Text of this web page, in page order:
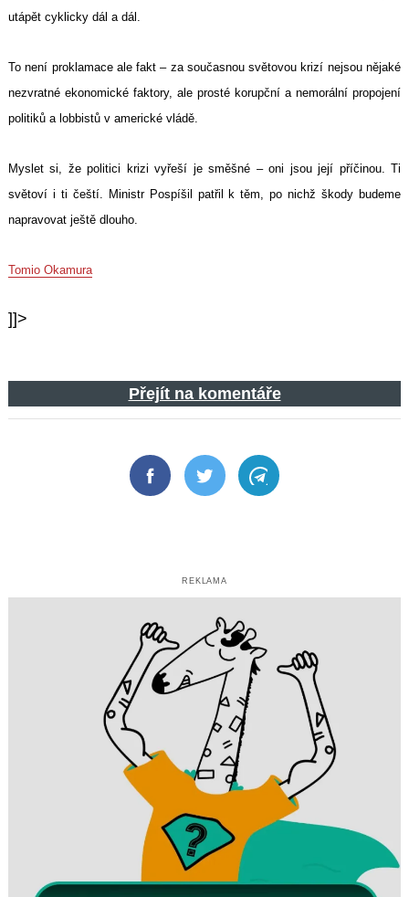
utápět cyklicky dál a dál.
To není proklamace ale fakt – za současnou světovou krizí nejsou nějaké
nezvratné ekonomické faktory, ale prosté korupční a nemorální propojení
politiků a lobbistů v americké vládě.
Myslet si, že politici krizi vyřeší je směšné – oni jsou její příčinou. Ti
světoví i ti čeští. Ministr Pospíšil patřil k těm, po nichž škody budeme
napravovat ještě dlouho.
Tomio Okamura
]]>
Přejít na komentáře
FacebookTwitter Telegram
REKLAMA